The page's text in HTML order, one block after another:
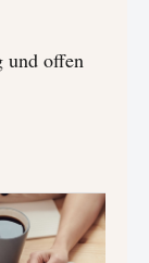
und offen